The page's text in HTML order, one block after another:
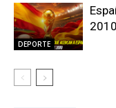
DEPORTE
2010